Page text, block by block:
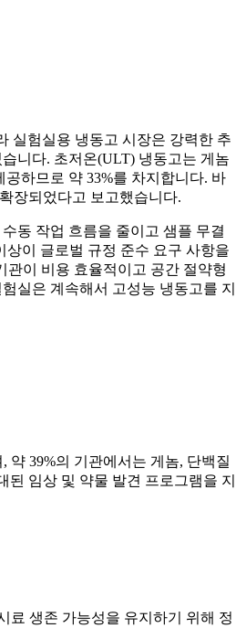
실험실용 냉동고 시장은 강력한 추
니다. 초저온(ULT) 냉동고는 게놈
하므로 약 33%를 차지합니다. 바
장되었다고 보고했습니다.
동 작업 흐름을 줄이고 샘플 무결
상이 글로벌 규정 준수 요구 사항을
이 비용 효율적이고 공간 절약형
실은 계속해서 고성능 냉동고를 지
약 39%의 기관에서는 게놈, 단백질
임상 및 약물 발견 프로그램을 지
료 생존 가능성을 유지하기 위해 정